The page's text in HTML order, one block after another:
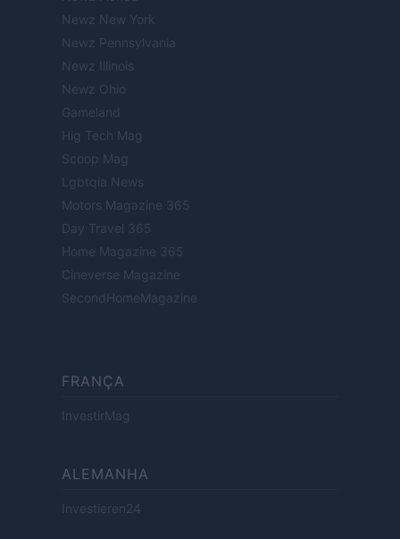
Newz New York
Newz Pennsylvania
Newz Illinois
Newz Ohio
Gameland
Hig Tech Mag
Scoop Mag
Lgbtqia News
Motors Magazine 365
Day Travel 365
Home Magazine 365
Cineverse Magazine
SecondHomeMagazine
FRANÇA
InvestirMag
ALEMANHA
Investieren24